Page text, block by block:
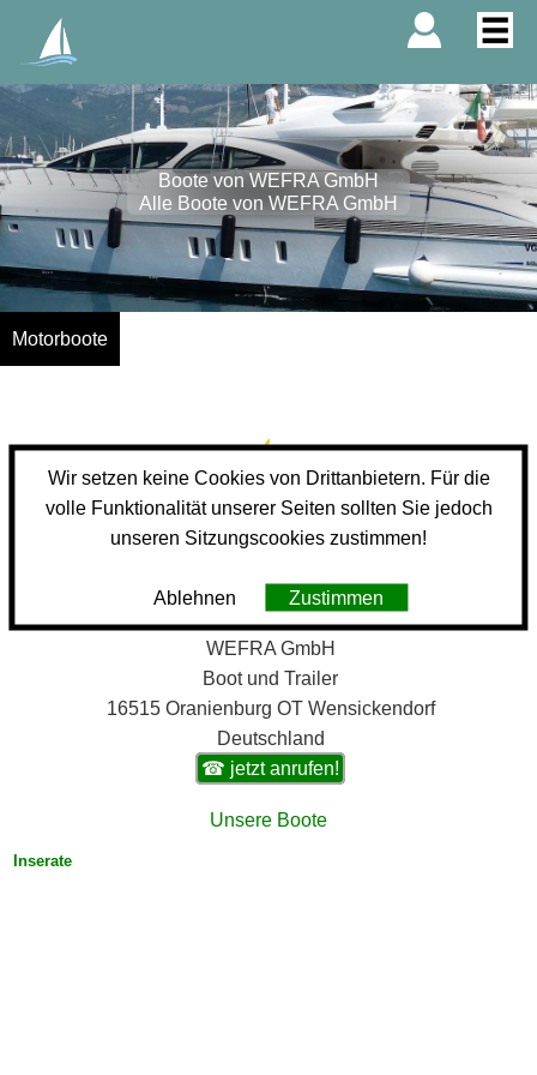
Boote von WEFRA GmbH
Alle Boote von WEFRA GmbH
Motorboote
WEFRA GmbH
Boot und Trailer
16515 Oranienburg OT Wensickendorf
Deutschland
☎ jetzt anrufen!
Unsere Boote
Inserate
Wir setzen keine Cookies von Drittanbietern. Für die
volle Funktionalität unserer Seiten sollten Sie jedoch
unseren Sitzungscookies zustimmen!
Ablehnen Zustimmen